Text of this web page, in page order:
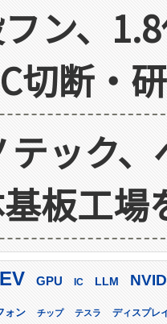
ン、
切断・
テック
板工場
EV GPU IC LLM
ォン チップ テスラ ディスプレ